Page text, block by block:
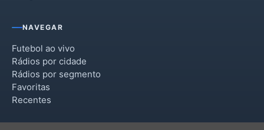
NAVEGAR
Futebol ao vivo
Rádios por cidade
Rádios por segmento
Favoritas
Recentes